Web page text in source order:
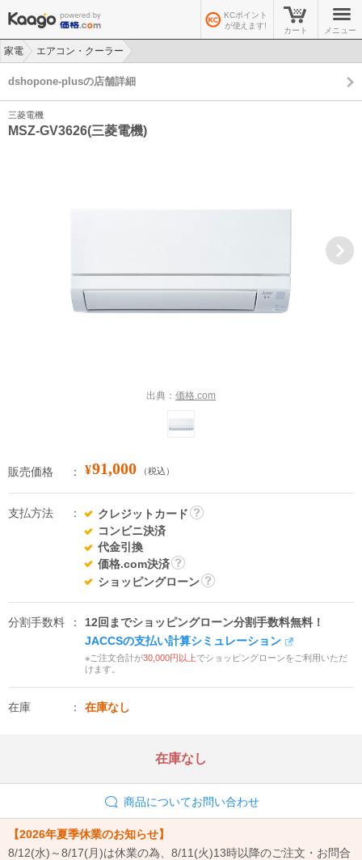
KCポイント
が使えます!
カート メニュー
家電
エアコン・クーラー
dshopone-plusの店舗詳細
三菱電機
MSZ-GV3626(三菱電機)
出典： 価格.com
販売価格 ¥91,000 （税込）
支払方法
クレジットカード
コンビニ決済
代金引換
価格.com決済
詳
ショッピングローン
分割手数料
12回までショッピングローン分割手数料無料！
JACCSの支払い計算シミュレーション
※ご注文合計が30,000円以上でショッピングローンをご利用いただ
けます。
在庫 在庫なし
在庫なし
商品についてお問い合わせ
【2026年夏季休業のお知らせ】
8/12(水)～8/17(月)は休業の為、8/11(火)13時以降のご注文・お問合